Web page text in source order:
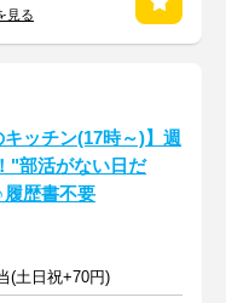
見る
キッチン(17時～)】週
"部活がない日だ
歴書不要
(土日祝+70円)